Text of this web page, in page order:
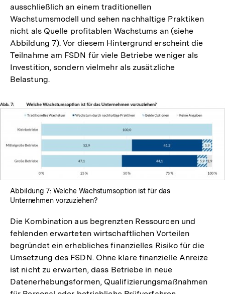
ausschließlich an einem traditionellen
Wachstumsmodell und sehen nachhaltige Praktiken
nicht als Quelle profitablen Wachstums an (siehe
Abbildung 7). Vor diesem Hintergrund erscheint die
Teilnahme am FSDN für viele Betriebe weniger als
Investition, sondern vielmehr als zusätzliche
Belastung.
Abbildung 7: Welche Wachstumsoption ist für das
Unternehmen vorzuziehen?
Die Kombination aus begrenzten Ressourcen und
fehlenden erwarteten wirtschaftlichen Vorteilen
begründet ein erhebliches finanzielles Risiko für die
Umsetzung des FSDN. Ohne klare finanzielle Anreize
ist nicht zu erwarten, dass Betriebe in neue
Datenerhebungsformen, Qualifizierungsmaßnahmen